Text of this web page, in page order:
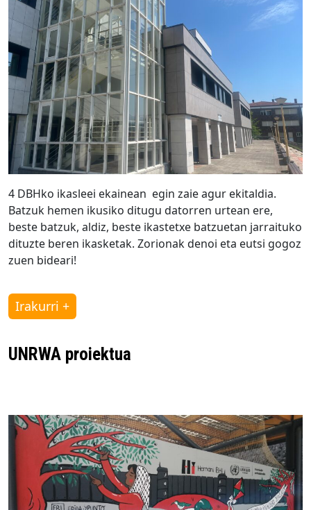
4 DBHko ikasleei ekainean egin zaie agur ekitaldia.
Batzuk hemen ikusiko ditugu datorren urtean ere,
beste batzuk, aldiz, beste ikastetxe batzuetan jarraituko
dituzte beren ikasketak. Zorionak denoi eta eutsi gogoz
zuen bideari!
Irakurri +
UNRWA proiektua